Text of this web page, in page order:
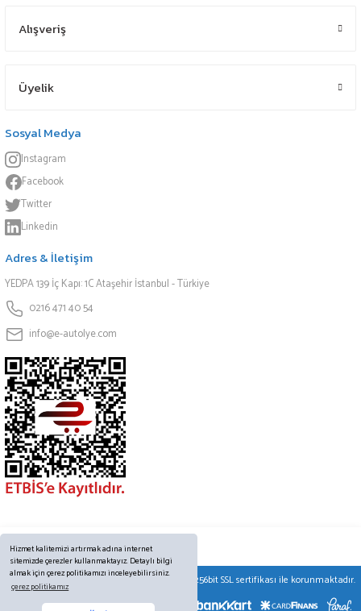
Hizmet kalitemizi artırmak adına internet
sitemizde çerezler kullanmaktayız. Detaylı bilgi
almak için çerez politikamızı inceleyebilirsiniz.
çerez politikamız
Alışveriş
Üyelik
Sosyal Medya
Instagram
Facebook
Twitter
Linkedin
Adres & İletişim
YEDPA 139 İç Kapı: 1C Ataşehir İstanbul - Türkiye
0216 471 40 54
info@e-autolye.com
© Tüm hakları saklıdır. Kredi kartı bilgileriniz 256bit SSL sertifikası ile korunmaktadır.